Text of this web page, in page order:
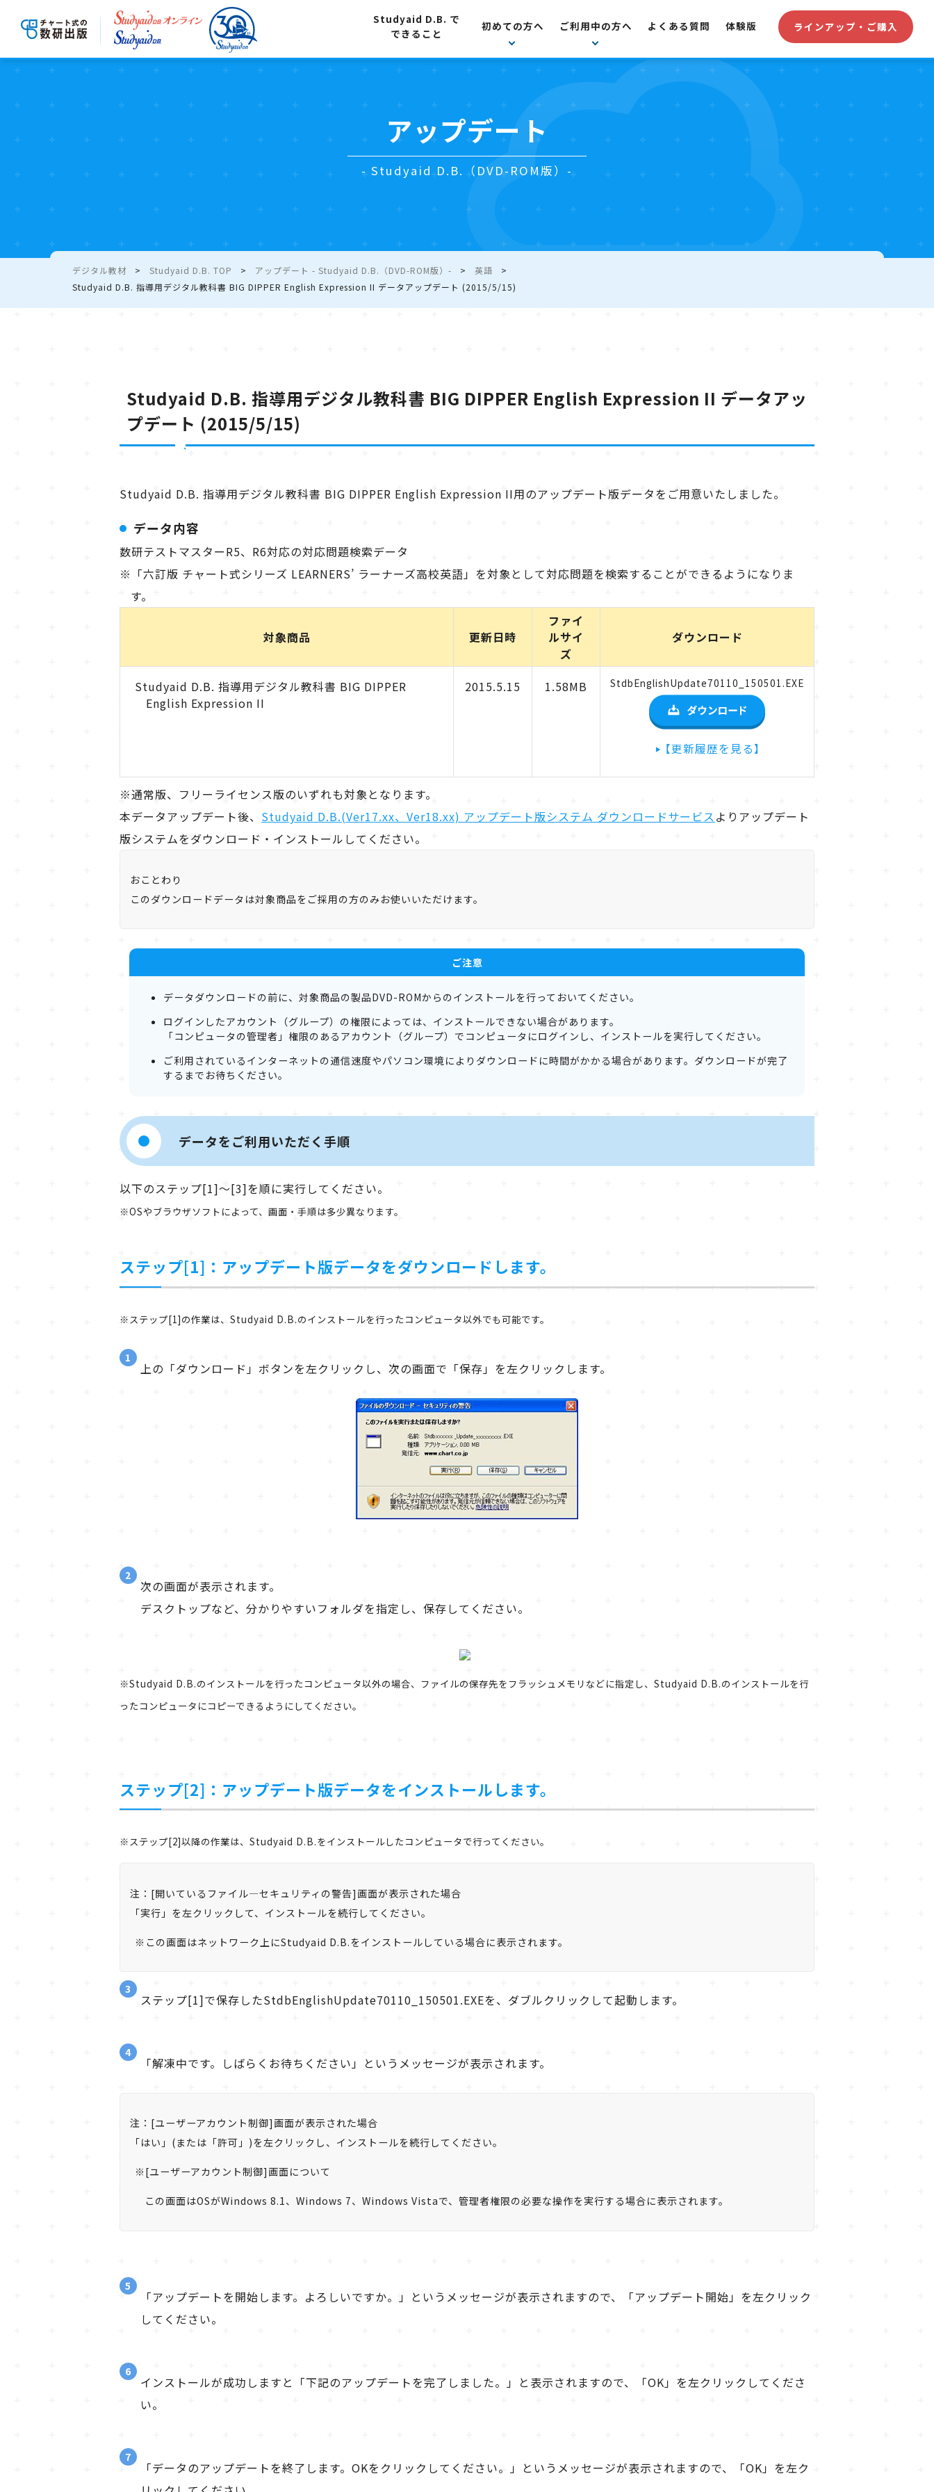
Studyaid D.B. で
できること
初めての方へ ご利用中の方へ よくある質問 体験版 ラインアップ・ご購入
アップデート
- Studyaid D.B.（DVD-ROM版）-
デジタル教材 Studyaid D.B. TOP アップデート - Studyaid D.B.（DVD-ROM版）-
英語
Studyaid D.B. 指導用デジタル教科書 BIG DIPPER English Expression II データアップデート (2015/5/15)
Studyaid D.B. 指導用デジタル教科書 BIG DIPPER English Expression II データアッ
プデート (2015/5/15)
Studyaid D.B. 指導用デジタル教科書 BIG DIPPER English Expression II用のアップデート版データをご用意いたしました。
データ内容
数研テストマスターR5、R6対応の対応問題検索データ
※「六訂版 チャート式シリーズ LEARNERS’ ラーナーズ高校英語」を対象として対応問題を検索することができるようになりま
す。
対象商品 更新日時
ファイ
ルサイ
ズ
ダウンロード
Studyaid D.B. 指導用デジタル教科書 BIG DIPPER
English Expression II
2015.5.15 1.58MB StdbEnglishUpdate70110_150501.EXE
【更新履歴を見る】
※通常版、フリーライセンス版のいずれも対象となります。
本データアップデート後、 Studyaid D.B.(Ver17.xx、Ver18.xx) アップデート版システム ダウンロードサービスよりアップデート
版システムをダウンロード・インストールしてください。
おことわり
このダウンロードデータは対象商品をご採用の方のみお使いいただけます。
ご注意
データダウンロードの前に、対象商品の製品DVD-ROMからのインストールを行っておいてください。
ログインしたアカウント（グループ）の権限によっては、インストールできない場合があります。
「コンピュータの管理者」権限のあるアカウント（グループ）でコンピュータにログインし、インストールを実行してください。
ご利用されているインターネットの通信速度やパソコン環境によりダウンロードに時間がかかる場合があります。ダウンロードが完了
するまでお待ちください。
データをご利用いただく手順
以下のステップ[1]～[3]を順に実行してください。
※OSやブラウザソフトによって、画面・手順は多少異なります。
ステップ[1]：アップデート版データをダウンロードします。
※ステップ[1]の作業は、Studyaid D.B.のインストールを行ったコンピュータ以外でも可能です。
1
上の「ダウンロード」ボタンを左クリックし、次の画面で「保存」を左クリックします。
2
次の画面が表示されます。
デスクトップなど、分かりやすいフォルダを指定し、保存してください。
※Studyaid D.B.のインストールを行ったコンピュータ以外の場合、ファイルの保存先をフラッシュメモリなどに指定し、Studyaid D.B.のインストールを行
ったコンピュータにコピーできるようにしてください。
ステップ[2]：アップデート版データをインストールします。
※ステップ[2]以降の作業は、Studyaid D.B.をインストールしたコンピュータで行ってください。
注：[開いているファイル―セキュリティの警告]画面が表示された場合
「実行」を左クリックして、インストールを続行してください。
※この画面はネットワーク上にStudyaid D.B.をインストールしている場合に表示されます。
3
ステップ[1]で保存したStdbEnglishUpdate70110_150501.EXEを、ダブルクリックして起動します。
4
「解凍中です。しばらくお待ちください」というメッセージが表示されます。
注：[ユーザーアカウント制御]画面が表示された場合
「はい」(または「許可」)を左クリックし、インストールを続行してください。
※[ユーザーアカウント制御]画面について
この画面はOSがWindows 8.1、Windows 7、Windows Vistaで、管理者権限の必要な操作を実行する場合に表示されます。
5
「アップデートを開始します。よろしいですか。」というメッセージが表示されますので、「アップデート開始」を左クリック
してください。
6
インストールが成功しますと「下記のアップデートを完了しました。」と表示されますので、「OK」を左クリックしてくださ
い。
7
「データのアップデートを終了します。OKをクリックしてください。」というメッセージが表示されますので、「OK」を左ク